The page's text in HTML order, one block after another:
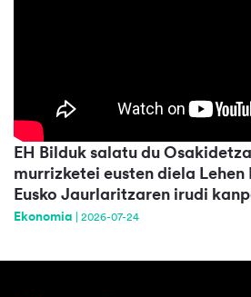
EH Bilduk salatu du
murrizketei eusten diela
Eusko Jaurlaritzaren irudi
Ekonomia 2026-07-24